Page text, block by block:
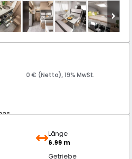
0 € (Netto), 19% MwSt.
Länge
6.99 m
Getriebe